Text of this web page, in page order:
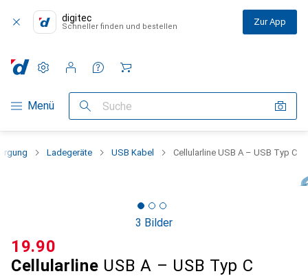
digitec
Schneller finden und bestellen Zur App
Navigation nach Kategorien
Menü Suche
Einstellungen
Kundenkonto
Vergleichslisten
Merklisten
Warenkorb
Ladegeräte USB Kabel Cellularline USB A – USB Typ C
3 Bilder
Cellularline USB A – USB Typ C
CHF
19.90